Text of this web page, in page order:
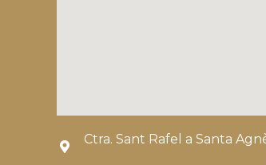
Ctra. Sant Rafel a Santa